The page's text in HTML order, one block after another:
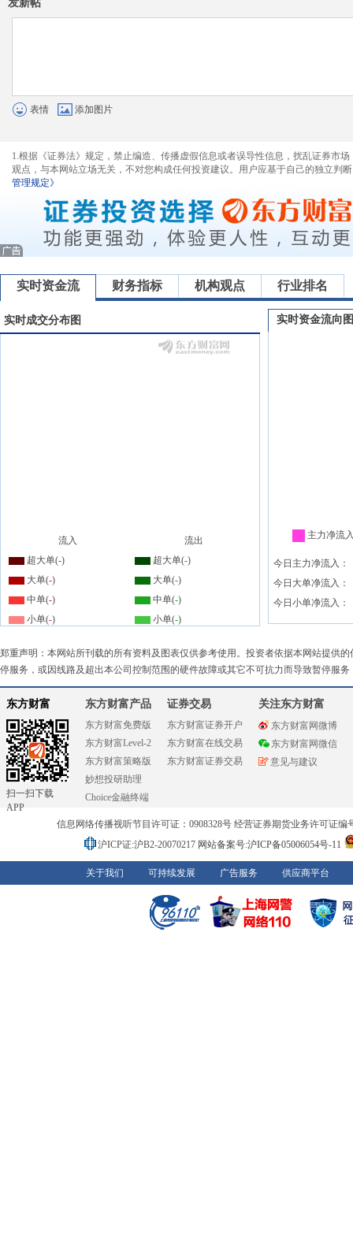
发新帖
表情 添加图片
1.根据《证券法》规定，禁止编造、传播虚假信息或者误导性信息，扰乱证券市
观点，与本网站立场无关，不对您构成任何投资建议。用户应基于自己的独立判
管理规定》
实时资金流 财务指标 机构观点 行业排名
实时成交分布图
流入
流出
超大单(-) 超大单(-)
大单(-) 大单(-)
中单(-) 中单(-)
小单(-) 小单(-)
实时资金流向图
主力净流
今日主力净流入：
今日大单净流入：
今日小单净流入：
郑重声明：本网站所刊载的所有资料及图表仅供参考使用。投资者依据本网站提供
停服务，或因线路及超出本公司控制范围的硬件故障或其它不可抗力而导致暂停服
东方财富
扫一扫下载
APP
东方财富产品
东方财富免费版
东方财富Level-2
东方财富策略版
妙想投研助理
Choice金融终端
证券交易
东方财富证券开户
东方财富在线交易
东方财富证券交易
关注东方财富
东方财富网微博
东方财富网微信
意见与建议
信息网络传播视听节目许可证：0908328号 经营证券期货业务许可证编
沪ICP证:沪B2-20070217 网站备案号:沪ICP备05006054号-11
关于我们 可持续发展 广告服务 供应商平台